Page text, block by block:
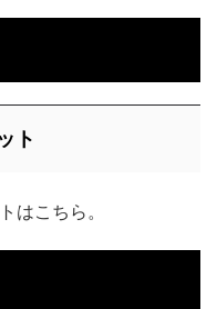
ト
はこちら。